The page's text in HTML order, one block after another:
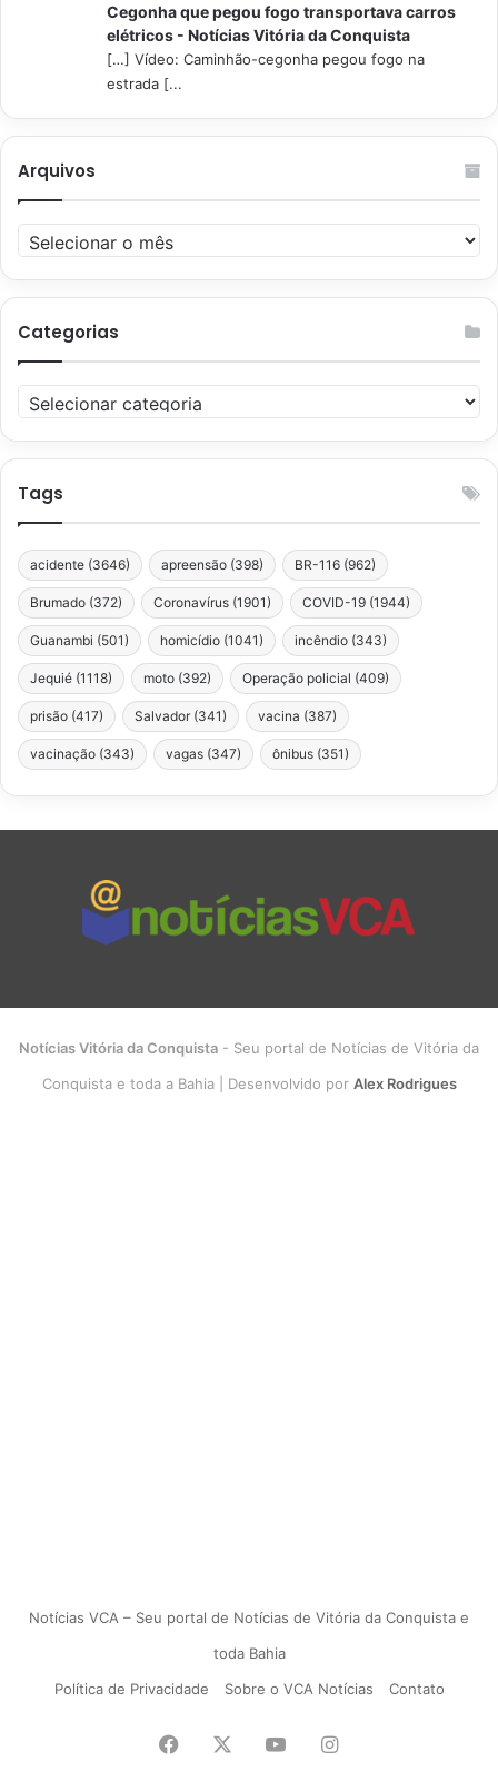
Cegonha que pegou fogo transportava carros
elétricos - Notícias Vitória da Conquista
[…] Vídeo: Caminhão-cegonha pegou fogo na
estrada [...
Arquivos
Arquivos
Categorias
Categorias
Tags
acidente (3646) apreensão (398) BR-116 (962)
Brumado (372) Coronavírus (1901) COVID-19 (1944)
Guanambi (501) homicídio (1041) incêndio (343)
Jequié (1118) moto (392) Operação policial (409)
prisão (417) Salvador (341) vacina (387)
vacinação (343) vagas (347) ônibus (351)
Notícias Vitória da Conquista - Seu portal de Notícias de Vitória da
Conquista e toda a Bahia | Desenvolvido por Alex Rodrigues
Notícias VCA – Seu portal de Notícias de Vitória da Conquista e
toda Bahia
Política de Privacidade
Sobre o VCA Notícias Contato
Facebook YouTubeInstagram